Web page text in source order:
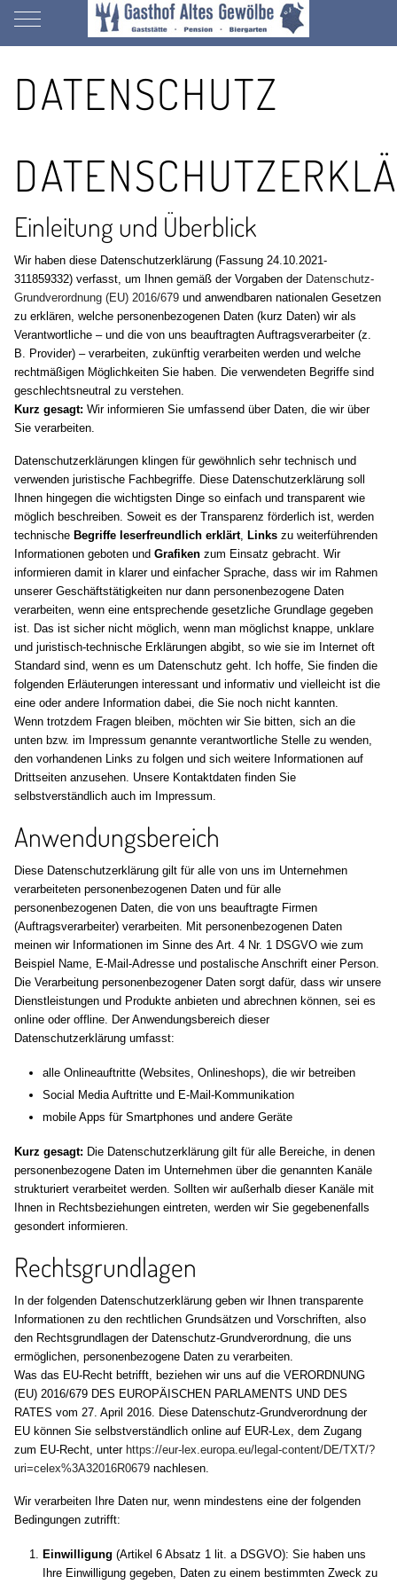
Mobile Menu Toggle
DATENSCHUTZ
Einleitung und Überblick
Wir haben diese Datenschutzerklärung (Fassung 24.10.2021-
311859332) verfasst, um Ihnen gemäß der Vorgaben der Datenschutz-
Grundverordnung (EU) 2016/679 und anwendbaren nationalen Gesetzen
zu erklären, welche personenbezogenen Daten (kurz Daten) wir als
Verantwortliche – und die von uns beauftragten Auftragsverarbeiter (z.
B. Provider) – verarbeiten, zukünftig verarbeiten werden und welche
rechtmäßigen Möglichkeiten Sie haben. Die verwendeten Begriffe sind
geschlechtsneutral zu verstehen.
Kurz gesagt: Wir informieren Sie umfassend über Daten, die wir über
Sie verarbeiten.
Datenschutzerklärungen klingen für gewöhnlich sehr technisch und
verwenden juristische Fachbegriffe. Diese Datenschutzerklärung soll
Ihnen hingegen die wichtigsten Dinge so einfach und transparent wie
möglich beschreiben. Soweit es der Transparenz förderlich ist, werden
technische Begriffe leserfreundlich erklärt, Links zu weiterführenden
Informationen geboten undGrafiken zum Einsatz gebracht. Wir
informieren damit in klarer und einfacher Sprache, dass wir im Rahmen
unserer Geschäftstätigkeiten nur dann personenbezogene Daten
verarbeiten, wenn eine entsprechende gesetzliche Grundlage gegeben
ist. Das ist sicher nicht möglich, wenn man möglichst knappe, unklare
und juristisch-technische Erklärungen abgibt, so wie sie im Internet oft
Standard sind, wenn es um Datenschutz geht. Ich hoffe, Sie finden die
folgenden Erläuterungen interessant und informativ und vielleicht ist die
eine oder andere Information dabei, die Sie noch nicht kannten.
Wenn trotzdem Fragen bleiben, möchten wir Sie bitten, sich an die
unten bzw. im Impressum genannte verantwortliche Stelle zu wenden,
den vorhandenen Links zu folgen und sich weitere Informationen auf
Drittseiten anzusehen. Unsere Kontaktdaten finden Sie
selbstverständlich auch im Impressum.
Anwendungsbereich
Diese Datenschutzerklärung gilt für alle von uns im Unternehmen
verarbeiteten personenbezogenen Daten und für alle
personenbezogenen Daten, die von uns beauftragte Firmen
(Auftragsverarbeiter) verarbeiten. Mit personenbezogenen Daten
meinen wir Informationen im Sinne des Art. 4 Nr. 1 DSGVO wie zum
Beispiel Name, E-Mail-Adresse und postalische Anschrift einer Person.
Die Verarbeitung personenbezogener Daten sorgt dafür, dass wir unsere
Dienstleistungen und Produkte anbieten und abrechnen können, sei es
online oder offline. Der Anwendungsbereich dieser
Datenschutzerklärung umfasst:
alle Onlineauftritte (Websites, Onlineshops), die wir betreiben
Social Media Auftritte und E-Mail-Kommunikation
mobile Apps für Smartphones und andere Geräte
Kurz gesagt: Die Datenschutzerklärung gilt für alle Bereiche, in denen
personenbezogene Daten im Unternehmen über die genannten Kanäle
strukturiert verarbeitet werden. Sollten wir außerhalb dieser Kanäle mit
Ihnen in Rechtsbeziehungen eintreten, werden wir Sie gegebenenfalls
gesondert informieren.
Rechtsgrundlagen
In der folgenden Datenschutzerklärung geben wir Ihnen transparente
Informationen zu den rechtlichen Grundsätzen und Vorschriften, also
den Rechtsgrundlagen der Datenschutz-Grundverordnung, die uns
ermöglichen, personenbezogene Daten zu verarbeiten.
Was das EU-Recht betrifft, beziehen wir uns auf die VERORDNUNG
(EU) 2016/679 DES EUROPÄISCHEN PARLAMENTS UND DES
RATES vom 27. April 2016. Diese Datenschutz-Grundverordnung der
EU können Sie selbstverständlich online auf EUR-Lex, dem Zugang
zum EU-Recht, unter https://eur-lex.europa.eu/legal-content/DE/TXT/?
uri=celex%3A32016R0679 nachlesen.
Wir verarbeiten Ihre Daten nur, wenn mindestens eine der folgenden
Bedingungen zutrifft:
Einwilligung (Artikel 6 Absatz 1 lit. a DSGVO): Sie haben uns
Ihre Einwilligung gegeben, Daten zu einem bestimmten Zweck zu